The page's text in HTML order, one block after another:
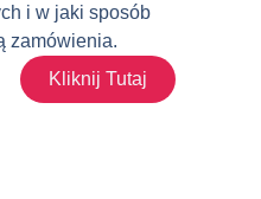
i w jaki sposób
zamówienia.
Kliknij Tutaj